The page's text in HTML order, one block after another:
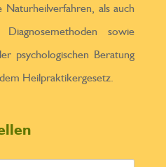
als auch
sowie
psychologischen Beratung
Heilpraktikergesetz.